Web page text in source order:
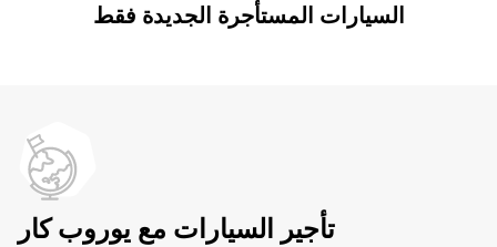
السيارات المستأجرة الجديدة فقط
تأجير السيارات مع يوروب كار